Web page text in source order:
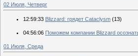
02 Июля, Четверг
12:59:33 Blizzard: грядет Cataclysm (13)
04:56:06 Поможем компании Blizzard
01 Июля, Среда